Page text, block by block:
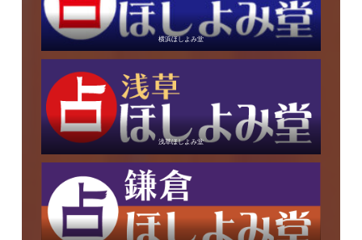
横浜ほしよみ堂
浅草ほしよみ堂